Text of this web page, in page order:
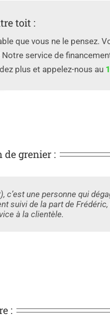
toit :
que vous ne le pensez.
service de
plus et appelez-nous au
de grenier :
c’est une personne qui
suivi de la part de Frédéric,
à la clientèle.
: